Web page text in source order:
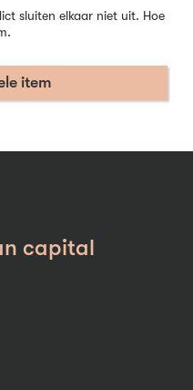
sluiten elkaar niet uit. Hoe
item
capital